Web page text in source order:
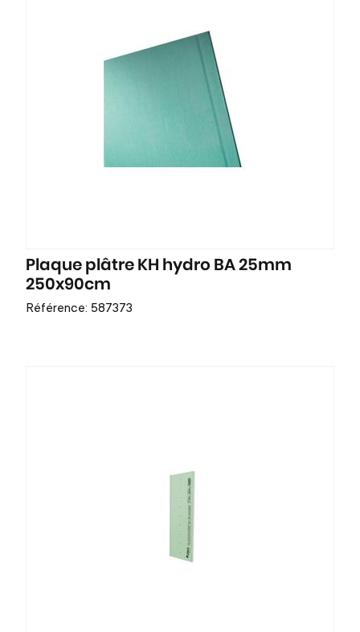
Plaque plâtre KH hydro BA 25mm
250x90cm
Référence: 587373